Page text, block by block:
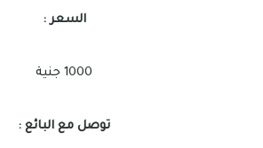
السعر :
1000 جنية
توصل مع البائع :